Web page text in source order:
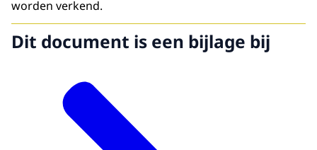
worden verkend.
Dit document is een bijlage bij